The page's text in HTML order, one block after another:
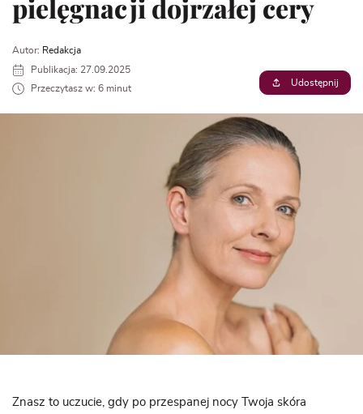
pielęgnacji dojrzałej cery
Autor: Redakcja
Publikacja: 27.09.2025
Przeczytasz w: 6 minut
Udostępnij
Znasz to uczucie, gdy po przespanej nocy Twoja skóra